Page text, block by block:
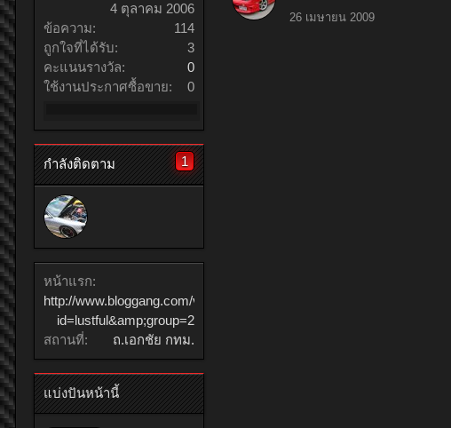
4 ตุลาคม 2006
ข้อความ:
114
ถูกใจที่ได้รับ:
3
คะแนนรางวัล:
0
ใช้งานประกาศซื้อขาย:
0
กำลังติดตาม 1
หน้าแรก:
http://www.bloggang.com/viewdiary.php?
id=lustful&amp;group=2
สถานที่:
ถ.เอกชัย กทม.
แบ่งปันหน้านี้
26 เมษายน 2009